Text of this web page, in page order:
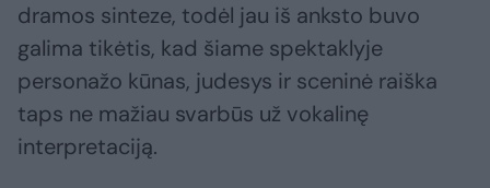
dramos sinteze, todėl jau iš anksto buvo
galima tikėtis, kad šiame spektaklyje
personažo kūnas, judesys ir sceninė raiška
taps ne mažiau svarbūs už vokalinę
interpretaciją.